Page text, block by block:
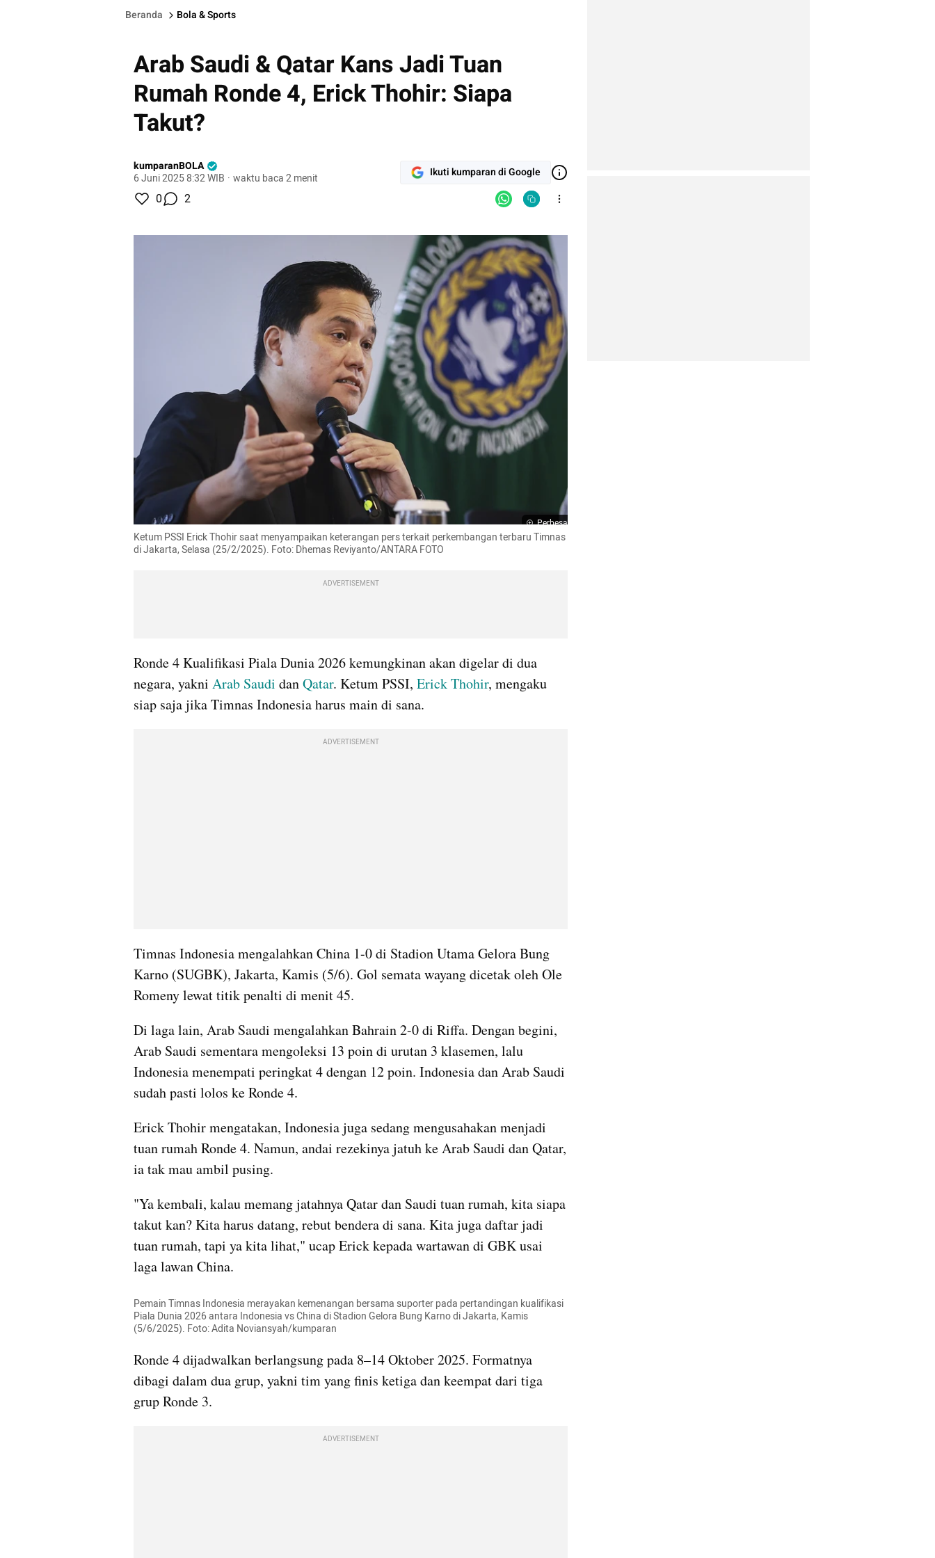
Beranda Bola & Sports
Arab Saudi & Qatar Kans Jadi Tuan
Rumah Ronde 4, Erick Thohir: Siapa
Takut?
kumparanBOLA
6 Juni 2025 8:32 WIB · waktu baca 2 menit Ikuti kumparan di Google
0 2
Perbesar
Ketum PSSI Erick Thohir saat menyampaikan keterangan pers terkait perkembangan terbaru Timnas
di Jakarta, Selasa (25/2/2025). Foto: Dhemas Reviyanto/ANTARA FOTO
ADVERTISEMENT
Ronde 4 Kualifikasi Piala Dunia 2026 kemungkinan akan digelar di dua
negara, yakni Arab Saudi dan Qatar. Ketum PSSI, Erick Thohir, mengaku
siap saja jika Timnas Indonesia harus main di sana.
ADVERTISEMENT
Timnas Indonesia mengalahkan China 1-0 di Stadion Utama Gelora Bung
Karno (SUGBK), Jakarta, Kamis (5/6). Gol semata wayang dicetak oleh Ole
Romeny lewat titik penalti di menit 45.
Di laga lain, Arab Saudi mengalahkan Bahrain 2-0 di Riffa. Dengan begini,
Arab Saudi sementara mengoleksi 13 poin di urutan 3 klasemen, lalu
Indonesia menempati peringkat 4 dengan 12 poin. Indonesia dan Arab Saudi
sudah pasti lolos ke Ronde 4.
Erick Thohir mengatakan, Indonesia juga sedang mengusahakan menjadi
tuan rumah Ronde 4. Namun, andai rezekinya jatuh ke Arab Saudi dan Qatar,
ia tak mau ambil pusing.
"Ya kembali, kalau memang jatahnya Qatar dan Saudi tuan rumah, kita siapa
takut kan? Kita harus datang, rebut bendera di sana. Kita juga daftar jadi
tuan rumah, tapi ya kita lihat," ucap Erick kepada wartawan di GBK usai
laga lawan China.
Pemain Timnas Indonesia merayakan kemenangan bersama suporter pada pertandingan kualifikasi
Piala Dunia 2026 antara Indonesia vs China di Stadion Gelora Bung Karno di Jakarta, Kamis
(5/6/2025). Foto: Adita Noviansyah/kumparan
Ronde 4 dijadwalkan berlangsung pada 8–14 Oktober 2025. Formatnya
dibagi dalam dua grup, yakni tim yang finis ketiga dan keempat dari tiga
grup Ronde 3.
ADVERTISEMENT